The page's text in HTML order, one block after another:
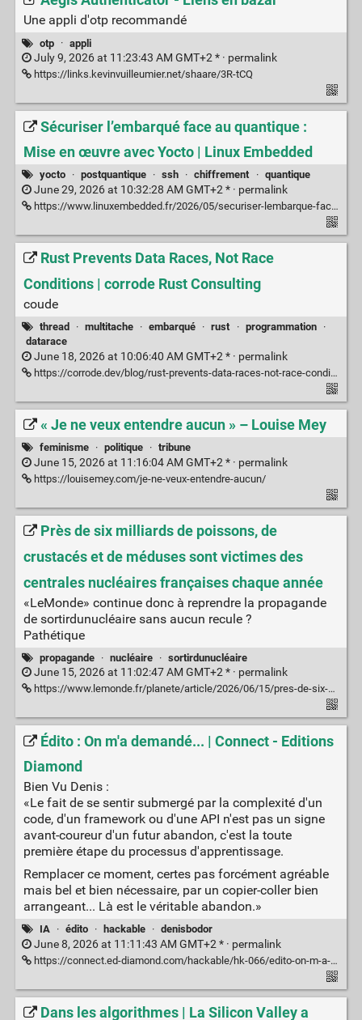
Une appli d'otp recommandé
otp · appli
July 9, 2026 at 11:23:43 AM GMT+2 * · permalink
https://links.kevinvuilleumier.net/shaare/3R-tCQ
Sécuriser l’embarqué face au quantique :
Mise en œuvre avec Yocto | Linux Embedded
yocto · postquantique · ssh · chiffrement · quantique
June 29, 2026 at 10:32:28 AM GMT+2 * · permalink
https://www.linuxembedded.fr/2026/05/securiser-lembarque-face-au-quantique-mise-en-oeuvre-avec-yocto
Rust Prevents Data Races, Not Race
Conditions | corrode Rust Consulting
coude
thread · multitache · embarqué · rust · programmation
·
datarace
June 18, 2026 at 10:06:40 AM GMT+2 * · permalink
https://corrode.dev/blog/rust-prevents-data-races-not-race-conditions/
« Je ne veux entendre aucun » – Louise Mey
feminisme · politique · tribune
June 15, 2026 at 11:16:04 AM GMT+2 * · permalink
https://louisemey.com/je-ne-veux-entendre-aucun/
Près de six milliards de poissons, de
crustacés et de méduses sont victimes des
centrales nucléaires françaises chaque année
«LeMonde» continue donc à reprendre la propagande
de sortirdunucléaire sans aucun recule ?
Pathétique
propagande · nucléaire · sortirdunucléaire
June 15, 2026 at 11:02:47 AM GMT+2 * · permalink
https://www.lemonde.fr/planete/article/2026/06/15/pres-de-six-milliards-de-poissons-de-crustaces-et-de-meduses-sont-victimes-des-centrales-nucleaires-francaises-chaque-annee_6703147_3244.html
Édito : On m'a demandé... | Connect - Editions
Diamond
Bien Vu Denis :
«Le fait de se sentir submergé par la complexité d'un
code, d'un framework ou d'une API n'est pas un signe
avant-coureur d'un futur abandon, c'est la toute
première étape du processus d'apprentissage.
Remplacer ce moment, certes pas forcément agréable
mais bel et bien nécessaire, par un copier-coller bien
arrangeant... Là est le véritable abandon.»
IA · édito · hackable · denisbodor
June 8, 2026 at 11:11:43 AM GMT+2 * · permalink
https://connect.ed-diamond.com/hackable/hk-066/edito-on-m-a-demande...
Dans les algorithmes | La Silicon Valley a